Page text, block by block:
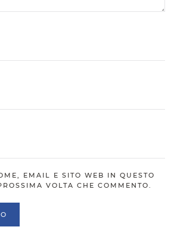
EMAIL E SITO WEB IN QUESTO
VOLTA CHE COMMENTO.